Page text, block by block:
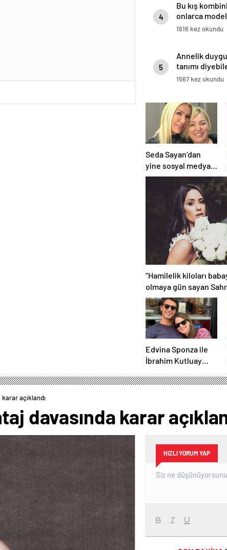
4
Bu kış
onlarca
1616 kez okundu
5
Annelik
tanımı
1567 kez okundu
Seda Sayan’dan
yine sosyal medyayı
sallayan sözler!
Annesi ve ablası
meğer…
“Hamilelik kiloları
olmaya gün sayan
görünümüyle gündem
Edvina Sponza ile
İbrahim Kutluay
birlikte! ‘Bu defa
açıklandı
davasında karar
HIZLI YORUM YAP